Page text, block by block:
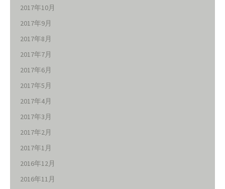
2017年10月
2017年9月
2017年8月
2017年7月
2017年6月
2017年5月
2017年4月
2017年3月
2017年2月
2017年1月
2016年12月
2016年11月